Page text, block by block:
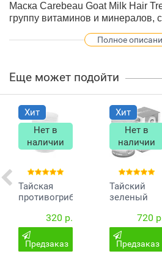
Маска Carebeau Goat Milk Hair
группу витаминов и минералов,
Способ применения:
массирующими движениями на
Объем:
Производство:Carebeau
Полное
Еще может подойти
Хит
Нет в
наличии
Тайская
противогрибковая
320 р.
Предзаказ
Хит
Нет в
наличии
Тайский
зеленый
Wang Prom
50 гр.
720
Предзаказ